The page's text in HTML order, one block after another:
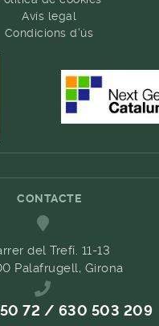
Avís legal
Condicions d'ús
CONTACTE
del Trefí. 11-13
Palafrugell, Girona
72 / 630 503 209